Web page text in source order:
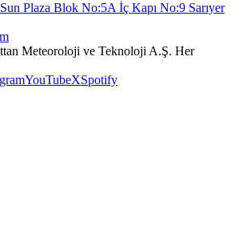
Plaza Blok No:5A İç Kapı No:9 Sarıyer
Meteoroloji ve Teknoloji A.Ş. Her
YouTubeXSpotify